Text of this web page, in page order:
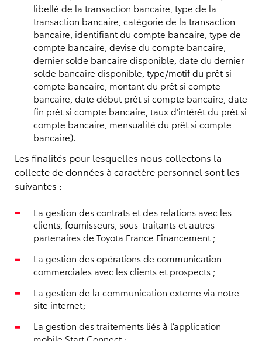
libellé de la transaction bancaire, type de la
transaction bancaire, catégorie de la transaction
bancaire, identifiant du compte bancaire, type de
compte bancaire, devise du compte bancaire,
dernier solde bancaire disponible, date du dernier
solde bancaire disponible, type/motif du prêt si
compte bancaire, montant du prêt si compte
bancaire, date début prêt si compte bancaire, date
fin prêt si compte bancaire, taux d’intérêt du prêt si
compte bancaire, mensualité du prêt si compte
bancaire).
Les finalités pour lesquelles nous collectons la
collecte de données à caractère personnel sont les
suivantes :
La gestion des contrats et des relations avec les
clients, fournisseurs, sous-traitants et autres
partenaires de Toyota France Financement ;
La gestion des opérations de communication
commerciales avec les clients et prospects ;
La gestion de la communication externe via notre
site internet;
La gestion des traitements liés à l’application
mobile Start Connect ;